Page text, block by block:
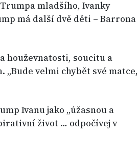
mladšího, Ivanky
má další dvě děti – Barrona
houževnatosti, soucitu a
velmi chybět své matce,
Ivanu jako „úžasnou a
život … odpočívej v